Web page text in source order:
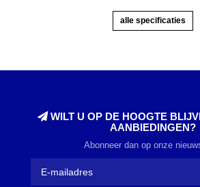
alle specificaties
WILT U OP DE HOOGTE
AANBIEDINGEN?
Abonneer dan op onze